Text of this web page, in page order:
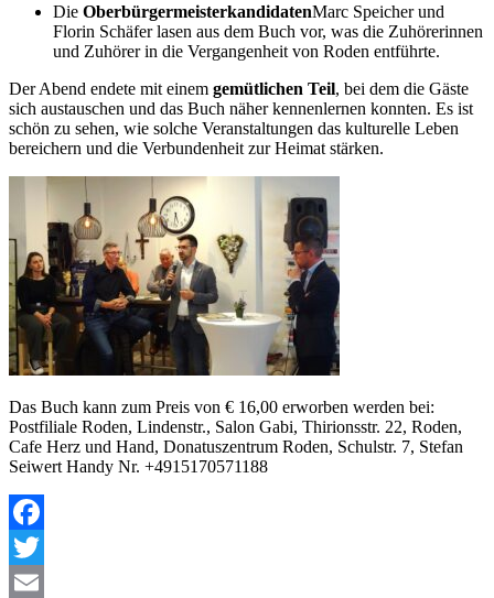
Die OberbürgermeisterkandidatenMarc Speicher und
Florin Schäfer lasen aus dem Buch vor, was die Zuhörerinnen
und Zuhörer in die Vergangenheit von Roden entführte.
Der Abend endete mit einem gemütlichen Teil, bei dem die Gäste
sich austauschen und das Buch näher kennenlernen konnten. Es ist
schön zu sehen, wie solche Veranstaltungen das kulturelle Leben
bereichern und die Verbundenheit zur Heimat stärken.
Das Buch kann zum Preis von € 16,00 erworben werden bei:
Postfiliale Roden, Lindenstr., Salon Gabi, Thirionsstr. 22, Roden,
Cafe Herz und Hand, Donatuszentrum Roden, Schulstr. 7, Stefan
Seiwert Handy Nr. +4915170571188
Facebook
Twitter